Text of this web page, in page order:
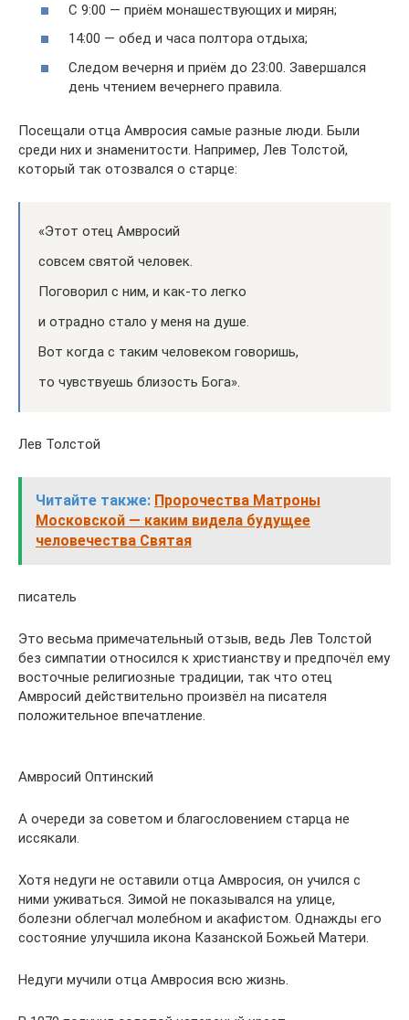
С 9:00 — приём монашествующих и мирян;
14:00 — обед и часа полтора отдыха;
Следом вечерня и приём до 23:00. Завершался
день чтением вечернего правила.
Посещали отца Амвросия самые разные люди. Были
среди них и знаменитости. Например, Лев Толстой,
который так отозвался о старце:
«Этот отец Ам­вро­сий
со­всем свя­той че­ло­век.
По­го­во­рил с ним, и как-то лег­ко
и от­рад­но ста­ло у ме­ня на ду­ше.
Вот ко­гда с та­ким че­ло­ве­ком го­во­ришь,
то чув­ству­ешь бли­зость Бо­га».
Лев Толстой
Читайте также: Пророчества Матроны
Московской — каким видела будущее
человечества Святая
писатель
Это весьма примечательный отзыв, ведь Лев Толстой
без симпатии относился к христианству и предпочёл ему
восточные религиозные традиции, так что отец
Амвросий действительно произвёл на писателя
положительное впечатление.
Амвросий Оптинский
А очереди за советом и благословением старца не
иссякали.
Хотя недуги не оставили отца Амвросия, он учился с
ними уживаться. Зимой не показывался на улице,
болезни облегчал молебном и акафистом. Однажды его
состояние улучшила икона Казанской Божьей Матери.
Недуги мучили отца Амвросия всю жизнь.